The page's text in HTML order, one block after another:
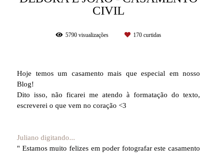
CIVIL
5790 visualizações 170 curtidas
Hoje temos um casamento mais que especial em nosso
Blog!
Dito isso, não ficarei me atendo à formatação do texto,
escreverei o que vem no coração <3
Juliano digitando...
" Estamos muito felizes em poder fotografar este casamento